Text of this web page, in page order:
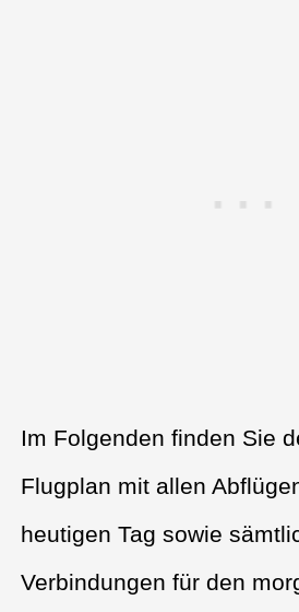
Im Folgenden finden Sie
Flugplan mit allen
heutigen Tag sowie
Verbindungen für den